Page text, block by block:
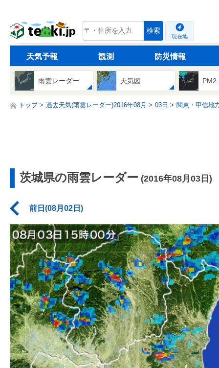
tenki.jp 検索
現在地
天気予報 観測 防災情報
雨雲レーダー 天気図
トップ 過去天気(雨雲レーダー)2016年08月 03日 関東・甲信地
茨城県の雨雲レーダー (2016年08月03日)
前日(08月02日)